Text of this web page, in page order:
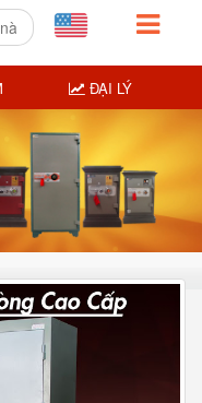
ĐẠI LÝ